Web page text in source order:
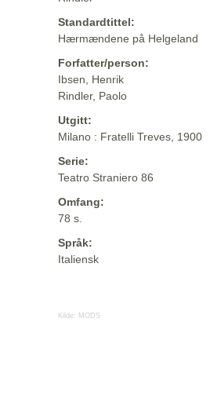
Standardtittel:
Hærmændene på Helgeland
Forfatter/person:
Ibsen, Henrik
Rindler, Paolo
Utgitt:
Milano : Fratelli Treves, 1900
Serie:
Teatro Straniero 86
Omfang:
78 s.
Språk:
Italiensk
Kilde: MODS